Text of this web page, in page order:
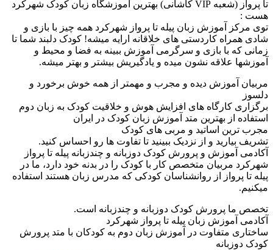
تا پرواز (شعبه VIP کاشانی) بهترین آموزشگاه زبان کودک شهرکرد
آموزش زبان پیله تا پرواز شهرکرد همه چیز با بازی و
کاردستی های خلاقانه ارایه میشه! کودک دلبند شما تا
با بازی و سرگرمی آموزش ببینه به فضا و محیط و
علاقه نشون میده و یادگیریش بیشتر و بهتر میشه.
دیده و مجرب و مهمتر از همه خوش برخورد و
کارگاه های افزایش هوش و خلاقیت کودک به زبان دوم
از بهترین متد آموزش زبان کودک در ایران
اساتید و مربی های کودک
و از نزدیک ببینید تا تفاوت ها رو احساس کنید.
و پرورش کودک دوزبانه و چندزبانه پیله تا پرواز
متخصص کار با کودک را در بدنه خود دارد، ما در
از روانشناسان کودکی که مدرس زبان هستند استفاده
پرورش کودک دوزبانه و چندزبانه است.
زبان پیله تا پرواز شهرکرد
متفاوت در آموزش زبان دوم به کودکان با متد پرورش